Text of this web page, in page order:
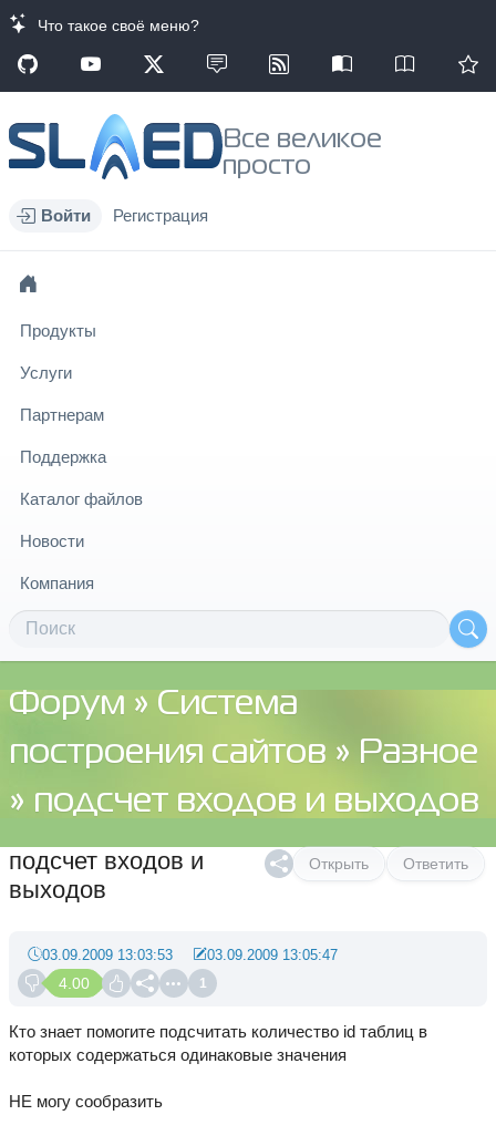
Что такое своё меню?
Все великое
просто
Войти Регистрация
Продукты
Услуги
Партнерам
Поддержка
Каталог файлов
Новости
Компания
Форум » Система
построения сайтов » Разное
» подсчет входов и выходов
Открыть Ответить
подсчет входов и
выходов
4.00 1
03.09.2009 13:03:53 03.09.2009 13:05:47
Кто знает помогите подсчитать количество id таблиц в
которых содержаться одинаковые значения
НЕ могу сообразить